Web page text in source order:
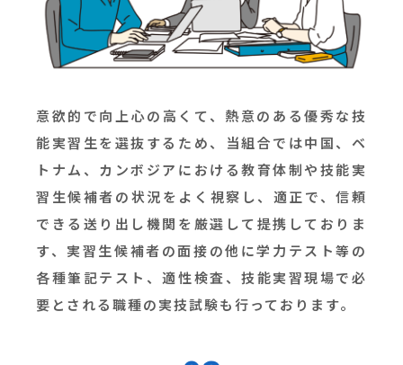
意欲的で向上心の高くて、熱意のある優秀な技
能実習生を選抜するため、当組合では中国、ベ
トナム、カンボジアにおける教育体制や技能実
習生候補者の状況をよく視察し、適正で、信頼
できる送り出し機関を厳選して提携しておりま
す、実習生候補者の面接の他に学力テスト等の
各種筆記テスト、適性検査、技能実習現場で必
要とされる職種の実技試験も行っております。